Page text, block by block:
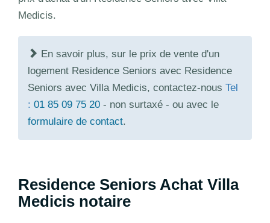
Medicis.
En savoir plus, sur le prix de vente d'un
logement Residence Seniors avec Residence
Seniors avec Villa Medicis, contactez-nous Tel
: 01 85 09 75 20 - non surtaxé - ou avec le
formulaire de contact.
Residence Seniors Achat Villa
Medicis notaire